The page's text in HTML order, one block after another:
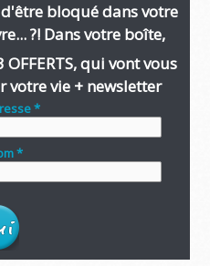
bloqué dans votre
?! Dans votre boîte,
qui vont vous
votre vie + newsletter
*
*